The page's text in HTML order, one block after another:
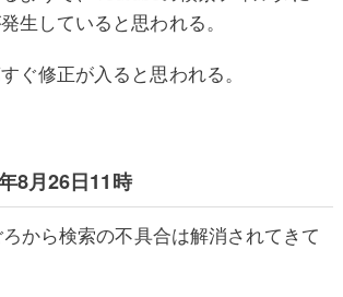
生していると思われる。
ぐ修正が入ると思われる。
8月26日11時
から検索の不具合は解消されてきて